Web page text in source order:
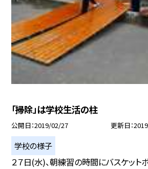
「掃除」は学校生活の柱
公開日 2019/02/27 更新日
学校の様子
２７日(水)、朝練習の時間にバスケッ